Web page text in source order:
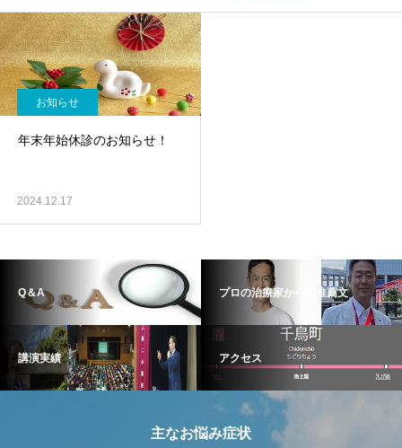
起立性調節障害
はじめての方へ！ はじめまして！
お知らせ
年末年始休診のお知らせ！
2024.12.17
Q＆A プロの治療家からの推薦文
講演実績 アクセス
主なお悩み症状